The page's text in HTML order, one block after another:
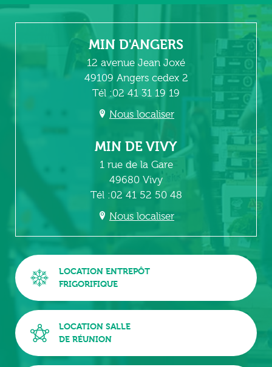
MIN D'ANGERS
12 avenue Jean Joxé
49109 Angers cedex 2
Tél :02 41 31 19 19
Nous localiser
MIN DE VIVY
1 rue de la Gare
49680 Vivy
Tél :02 41 52 50 48
Nous localiser
LOCATION ENTREPÔT
FRIGORIFIQUE
LOCATION SALLE
DE RÉUNION